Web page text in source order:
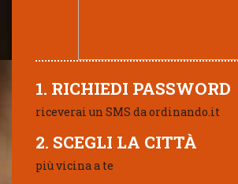
1. RICHIEDI PASSWORD
riceverai un SMS da ordinando.it
2. SCEGLI LA CITTÀ
più vicina a te